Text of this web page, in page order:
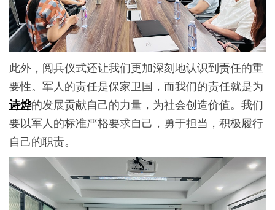
此外，阅兵仪式还让我们更加深刻地认识到责任的重
要性。军人的责任是保家卫国，而我们的责任就是为
诗烨的发展贡献自己的力量，为社会创造价值。我们
要以军人的标准严格要求自己，勇于担当，积极履行
自己的职责。